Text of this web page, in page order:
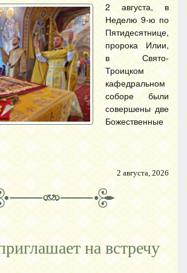
2 августа, в
Неделю 9-ю по
Пятидесятнице,
пророка Илии,
в Свято-
Троицком
кафедральном
соборе были
совершены две
Божественные
2 августа, 2026
на встречу